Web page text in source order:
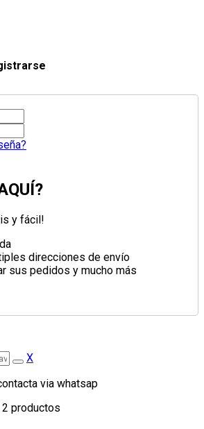
y fácil!
direcciones de envío
sus pedidos y mucho más
X
via whatsap
productos